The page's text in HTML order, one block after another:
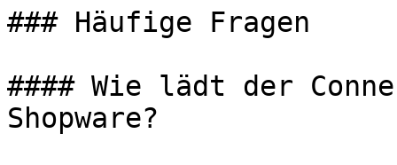
### Häufige Fragen
#### Wie lädt der
Shopware?